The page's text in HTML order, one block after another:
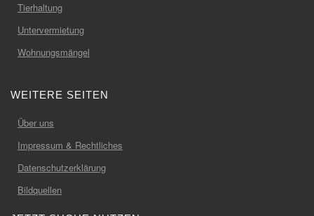
Tierhaltung
Untervermietung
Wohnungsmängel
WEITERE SEITEN
Über uns
Impressum & Rechtliches
Datenschutzerklärung
Bildquellen